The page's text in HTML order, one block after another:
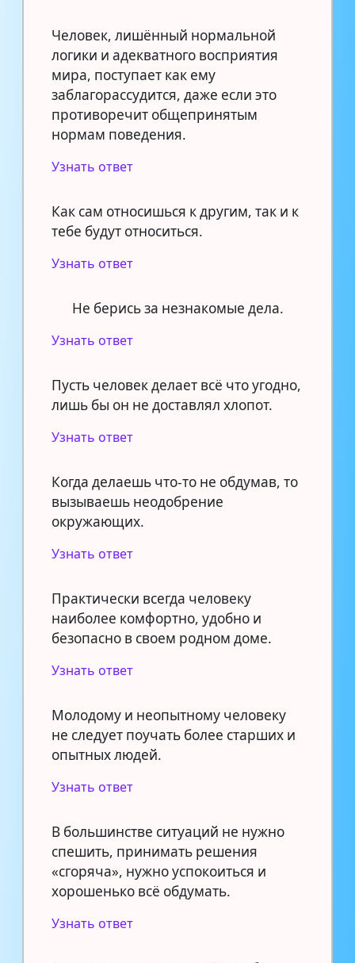
Человек, лишённый нормальной
логики и адекватного восприятия
мира, поступает как ему
заблагорассудится, даже если это
противоречит общепринятым
нормам поведения.
Узнать ответ
Как сам относишься к другим, так и к
тебе будут относиться.
Узнать ответ
Не берись за незнакомые дела.
Узнать ответ
Пусть человек делает всё что угодно,
лишь бы он не доставлял хлопот.
Узнать ответ
Когда делаешь что-то не обдумав, то
вызываешь неодобрение
окружающих.
Узнать ответ
Практически всегда человеку
наиболее комфортно, удобно и
безопасно в своем родном доме.
Узнать ответ
Молодому и неопытному человеку
не следует поучать более старших и
опытных людей.
Узнать ответ
В большинстве ситуаций не нужно
спешить, принимать решения
«сгоряча», нужно успокоиться и
хорошенько всё обдумать.
Узнать ответ